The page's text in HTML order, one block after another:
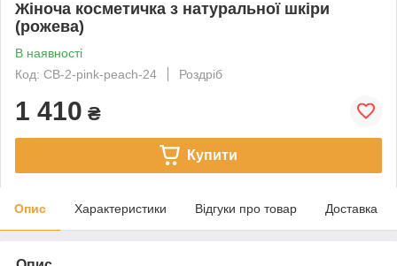
Жіноча косметичка з натуральної шкіри
(рожева)
В наявності
Код: CB-2-pink-peach-24
Роздріб
1 410 ₴
Купити
Опис Характеристики Відгуки про товар Доставка